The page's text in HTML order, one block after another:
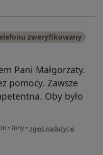
zweryfikowany
Pani Małgorzaty.
pomocy. Zawsze
Oby było
• Inny • w opinii użytkownika
zgłoś nadużycie